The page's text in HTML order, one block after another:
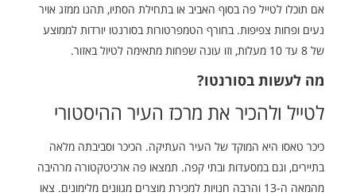
אם תוכלו לטייל פה בסוף האביב או בתחילת הסתיו, תהנו ממזג אויר
נעים ופחות צפיפות. בחורף הטמפרטורות בסורנטו יורדות לממוצע
של 8 עד 10 מעלות, וזו עונה שפחות מתאימה לטיול באזור.
מה לעשות בסורנטו?
לטייל ולהכיר את מרכז העיר ההיסטורי
כיכר טאסו היא המוקד של העיר העתיקה. הכיכר וסביבתה מלאה
בתיירים, וגם במסעדות ובתי קפה. תמצאו פה ארכיטקטורה מרהיבה
מהמאה ה-13 והרבה חנויות למכירת מוצרים מגוונים מלימונים. צאו